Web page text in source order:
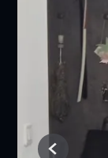
Previous